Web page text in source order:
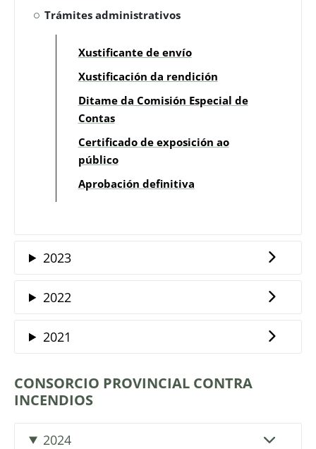
Trámites administrativos
Xustificante de envío
Xustificación da rendición
Ditame da Comisión Especial de
Contas
Certificado de exposición ao
público
Aprobación definitiva
2023
2022
2021
CONSORCIO PROVINCIAL CONTRA
INCENDIOS
2024